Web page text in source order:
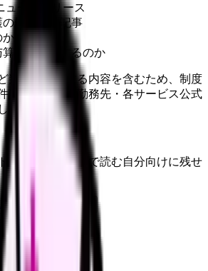
ュースリリース
処遇改善記事
か
定に影響するのか
判断に影響する内容を含むため、制度
は公的機関・勤務先・各サービス公式
てください。
を、同僚やあとで読む自分向けに残せ
投稿文コピー